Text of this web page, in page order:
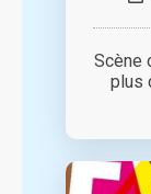
Scène
plus